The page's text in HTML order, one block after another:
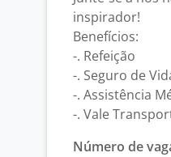
inspirador!
Benefícios:
-. Refeição
-. Seguro de
-. Assistência
-. Vale
Número de